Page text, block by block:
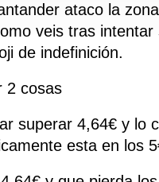
ataco la
veis tras
de indefinición.
2 cosas
superar 4,64€ y lo
esta en los